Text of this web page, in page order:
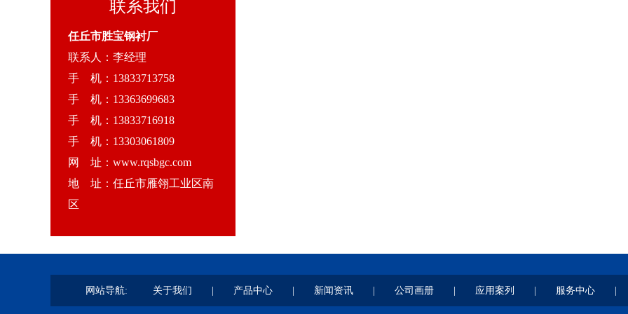
联系我们
任丘市胜宝钢衬厂
联系人：李经理
手 机：13833713758
手 机：13363699683
手 机：13833716918
手 机：13303061809
网 址：www.rqsbgc.com
地 址：任丘市雁翎工业区南
区
网站导航: 关于我们 产品中心 新闻资讯 公司画册 应用案列 服务中心